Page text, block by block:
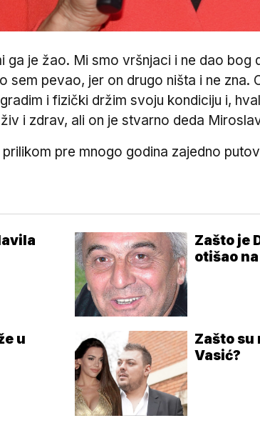
je žao. Mi smo vršnjaci i ne dao bog
sem pevao, jer on drugo ništa i ne zna.
i fizički držim svoju kondiciju i,
i zdrav, ali on je stvarno deda
pre mnogo godina zajedno
Zašto je
otišao
u
Zašto su
Vasić?